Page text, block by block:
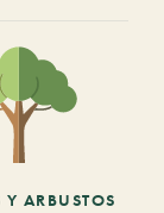
Y ARBUSTOS